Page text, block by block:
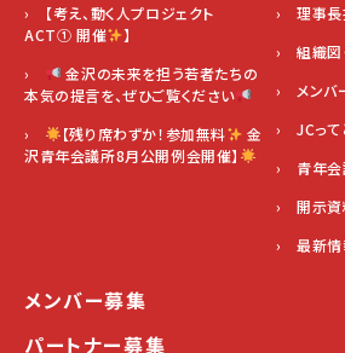
› 【考え、動く人プロジェクト
ACT① 開催
】
›
金沢の未来を担う若者たちの
本気の提言を、ぜひご覧ください
›
【残り席わずか！参加無料
金
沢青年会議所8月公開例会開催】
› 理事長
› 組織図
› メンバ
› JCって
› 青年会
› 開示資
› 最新情
メンバー募集
パートナー募集